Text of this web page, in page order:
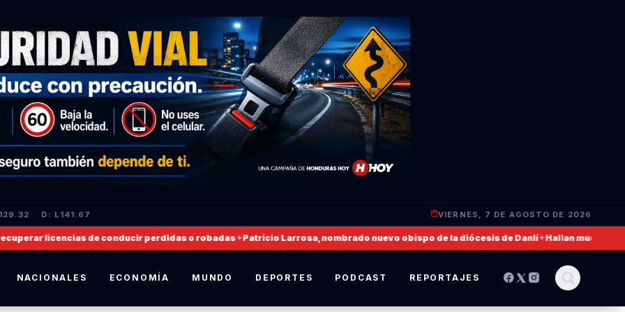
D: L141.67 VIERNES, 7 DE AGOSTO DE 2026
licencias de conducir perdidas o robadas✦Patricio Larrosa, nombrado nuevo obispo de la diócesis de Danlí✦Hallan muerto a un
NACIONALES ECONOMÍA MUNDO DEPORTES PODCAST REPORTAJES